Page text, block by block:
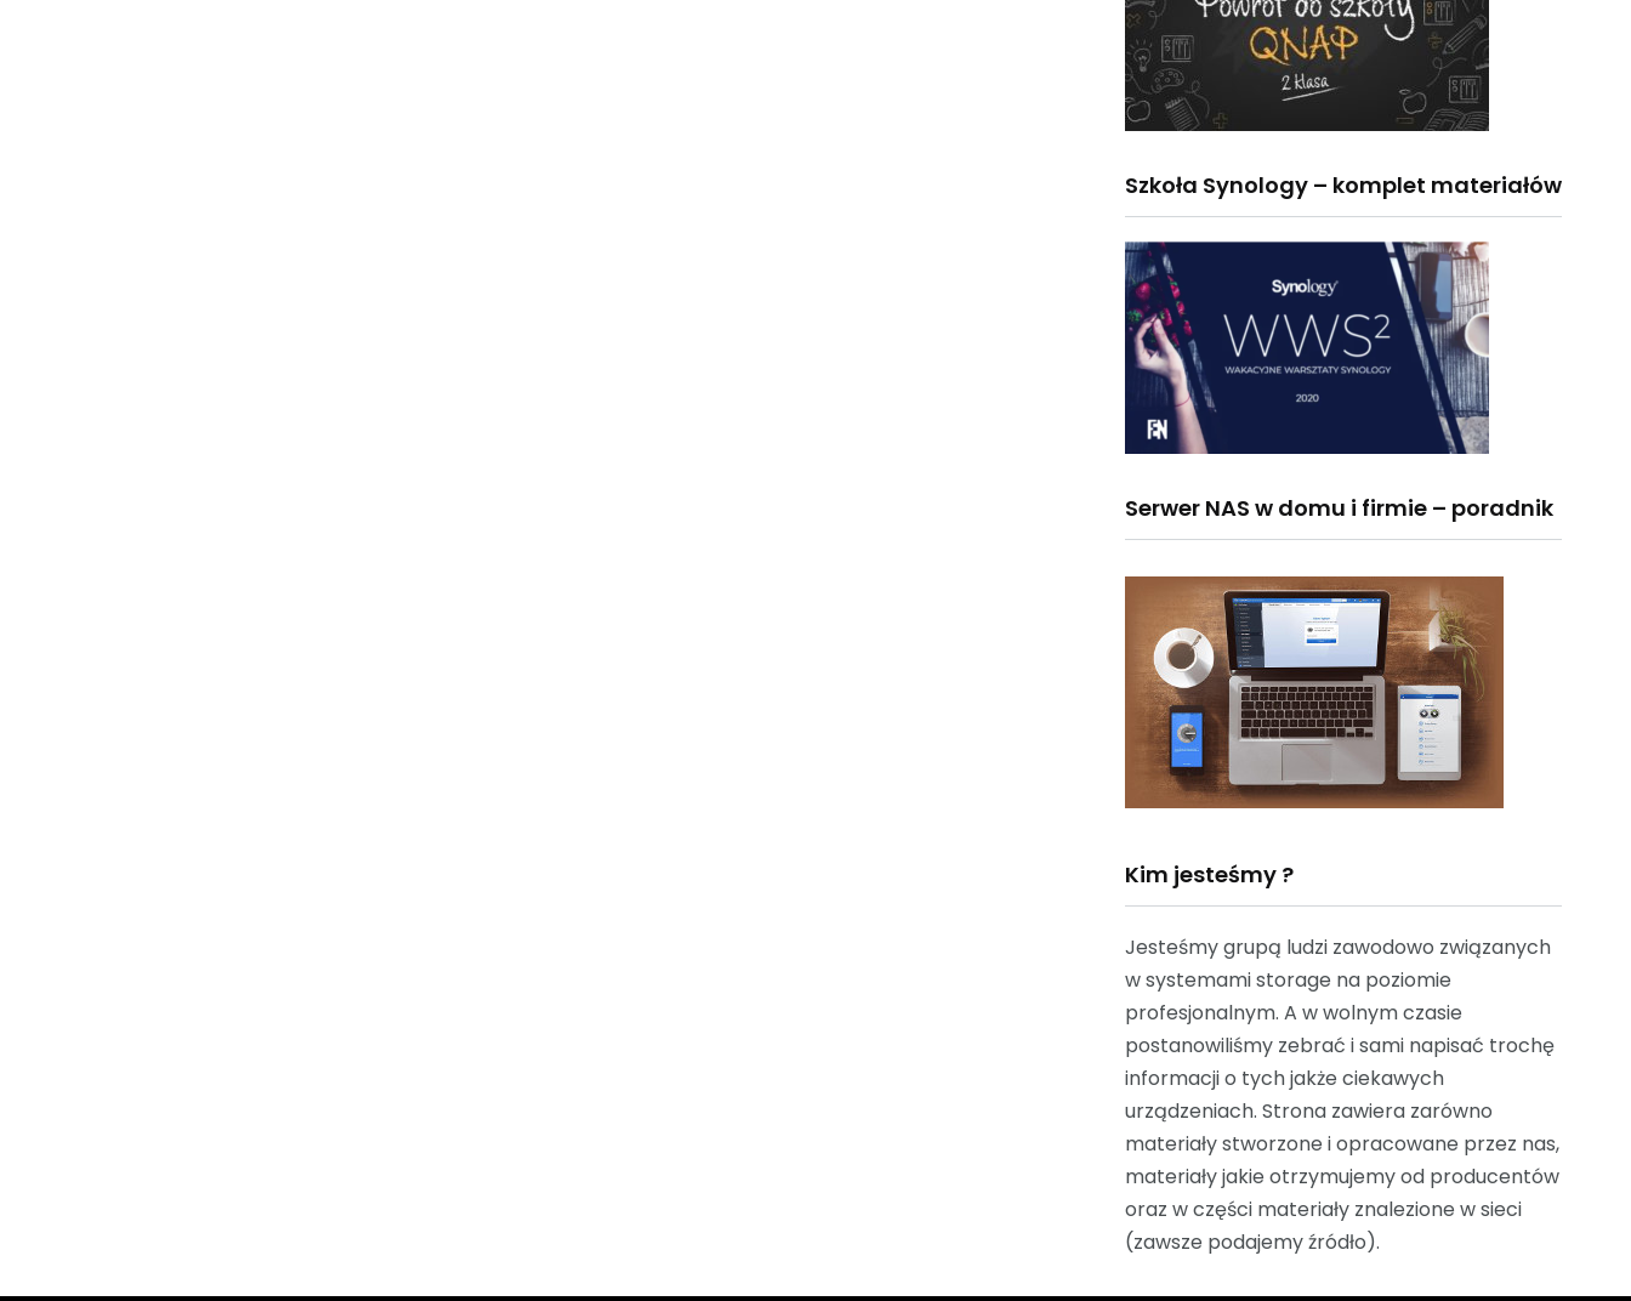
Szkoła Synology – komplet materiałów
Serwer NAS w domu i firmie – poradnik
Kim jesteśmy ?
Jesteśmy grupą ludzi zawodowo związanych
w systemami storage na poziomie
profesjonalnym. A w wolnym czasie
postanowiliśmy zebrać i sami napisać trochę
informacji o tych jakże ciekawych
urządzeniach. Strona zawiera zarówno
materiały stworzone i opracowane przez nas,
materiały jakie otrzymujemy od producentów
oraz w części materiały znalezione w sieci
(zawsze podajemy źródło).